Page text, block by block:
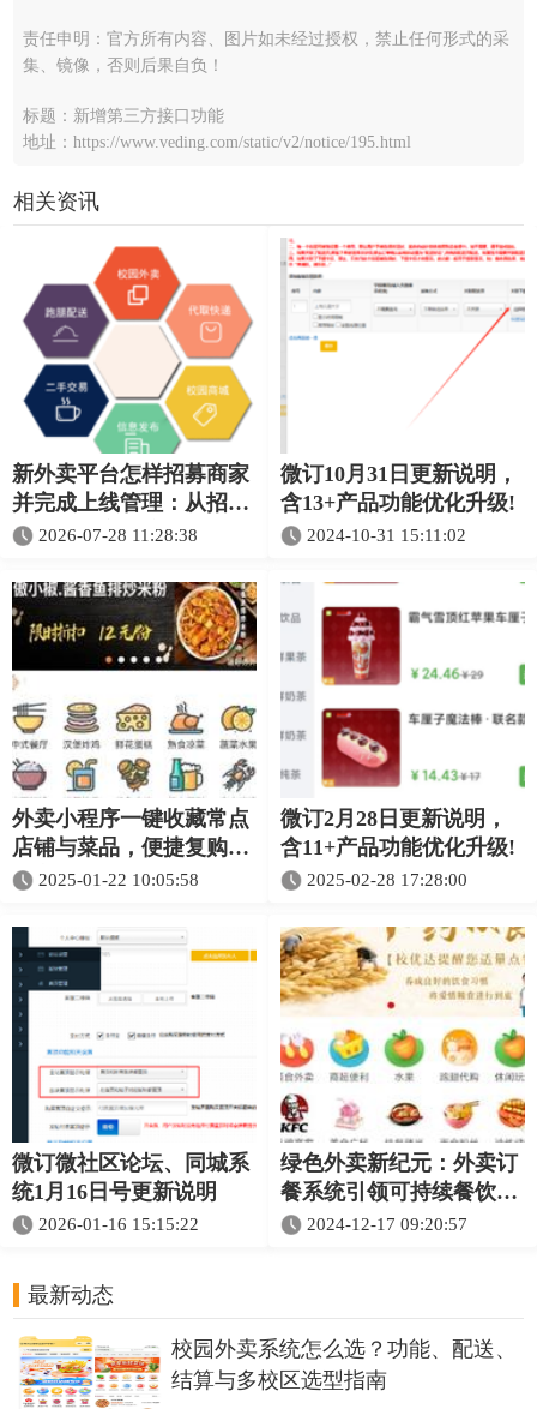
责任申明：官方所有内容、图片如未经过授权，禁止任何形式的采
集、镜像，否则后果自负！
标题：新增第三方接口功能
地址：https://www.veding.com/static/v2/notice/195.html
相关资讯
新外卖平台怎样招募商家
并完成上线管理：从招商
到接单的完整流程
2026-07-28 11:28:38
微订10月31日更新说明，
含13+产品功能优化升级!
2024-10-31 15:11:02
外卖小程序一键收藏常点
店铺与菜品，便捷复购超
省心2025-01-22 10:05:58
微订2月28日更新说明，
含11+产品功能优化升级!
2025-02-28 17:28:00
微订微社区论坛、同城系
统1月16日号更新说明
2026-01-16 15:15:22
绿色外卖新纪元：外卖订
餐系统引领可持续餐饮消
费 2024-12-17 09:20:57
最新动态
校园外卖系统怎么选？功能、配送、
结算与多校区选型指南